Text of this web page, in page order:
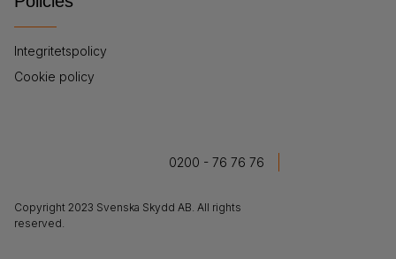
Integritetspolicy
Cookie policy
0200 - 76 76 76
Copyright 2023 Svenska Skydd AB. All rights
reserved.